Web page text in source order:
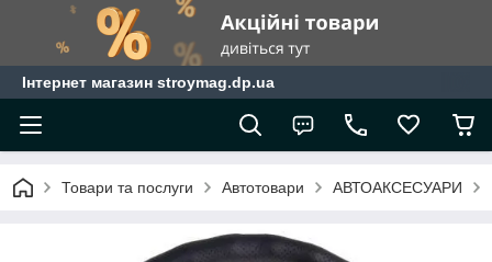
Інтернет магазин stroymag.dp.ua
Товари та послуги Автотовари АВТОАКСЕСУАРИ